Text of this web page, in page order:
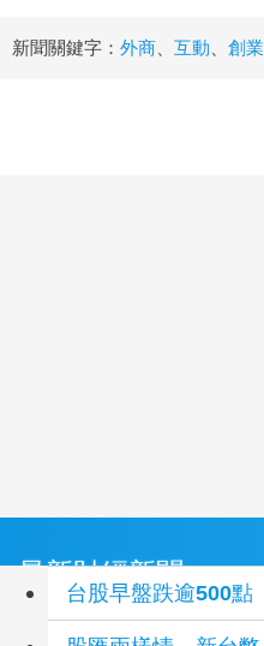
新聞關鍵字： 外商、 互動、 創業
最新財經新聞
台股早盤跌逾500